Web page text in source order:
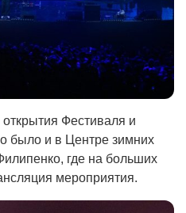
Фестиваля и
было и в Центре зимних
где на больших
мероприятия.